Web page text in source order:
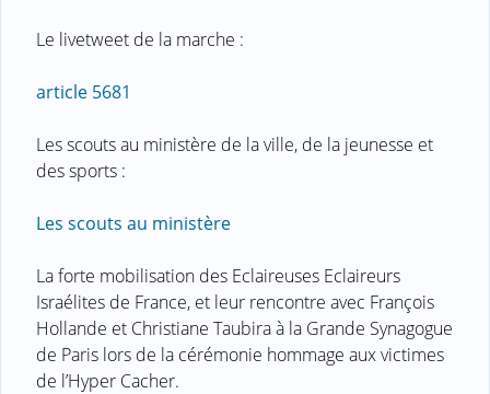
Le livetweet de la marche :
article 5681
Les scouts au ministère de la ville, de la jeunesse et
des sports :
Les scouts au ministère
La forte mobilisation des Eclaireuses Eclaireurs
Israélites de France, et leur rencontre avec François
Hollande et Christiane Taubira à la Grande Synagogue
de Paris lors de la cérémonie hommage aux victimes
de l’Hyper Cacher.